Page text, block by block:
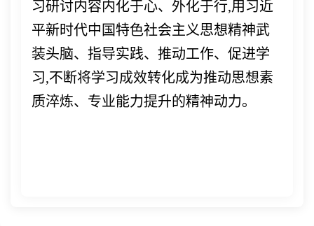
习研讨内容内化于心、外化于行,用习近
平新时代中国特色社会主义思想精神武
装头脑、指导实践、推动工作、促进学
习,不断将学习成效转化成为推动思想素
质淬炼、专业能力提升的精神动力。